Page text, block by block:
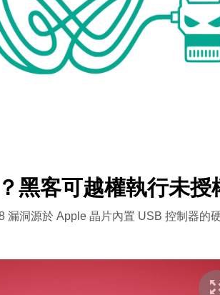
黑客可越權執行未授
漏洞源於 Apple 晶片內置 USB 控制器的